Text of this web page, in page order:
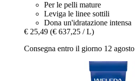
Per le pelli mature
Leviga le linee sottili
Dona un'idratazione intensa
€ 25,49 (€ 637,25 / L)
Consegna entro il giorno 12 agosto